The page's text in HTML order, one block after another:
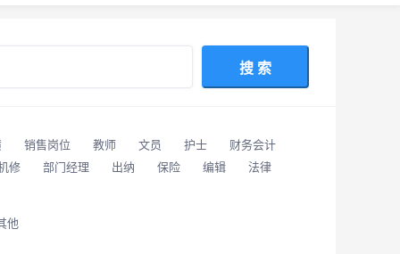
搜 索
销售岗位 教师 文员 护士
财务会计
修 部门经理 出纳 保险 编辑
法律
他